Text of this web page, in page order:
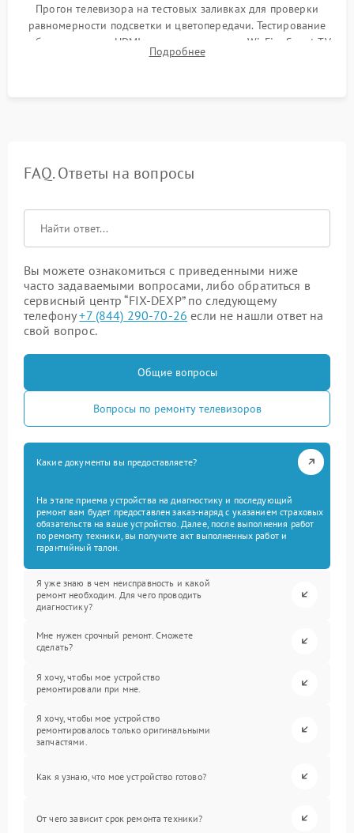
Прогон телевизора на тестовых заливках для проверки
равномерности подсветки и цветопередачи. Тестирование
работы разъемов HDMI, динамиков, модуля Wi-Fi и Smart TV
в рабочем режиме в течение нескольких часов.
Подробнее
FAQ. Ответы на вопросы
Вы можете ознакомиться с приведенными ниже
часто задаваемыми вопросами, либо обратиться в
сервисный центр “FIX-DEXP” по следующему
телефону+7 (844) 290-70-26 если не нашли ответ на
свой вопрос.
Общие вопросы
Вопросы по ремонту телевизоров
Какие документы вы предоставляете?
На этапе приема устройства на диагностику и последующий
ремонт вам будет предоставлен заказ-наряд с указанием страховых
обязательств на ваше устройство. Далее, после выполнения работ
по ремонту техники, вы получите акт выполненных работ и
гарантийный талон.
Я уже знаю в чем неисправность и какой
ремонт необходим. Для чего проводить
диагностику?
Мне нужен срочный ремонт. Сможете
сделать?
Я хочу, чтобы мое устройство
ремонтировали при мне.
Я хочу, чтобы мое устройство
ремонтировалось только оригинальными
запчастями.
Как я узнаю, что мое устройство готово?
От чего зависит срок ремонта техники?